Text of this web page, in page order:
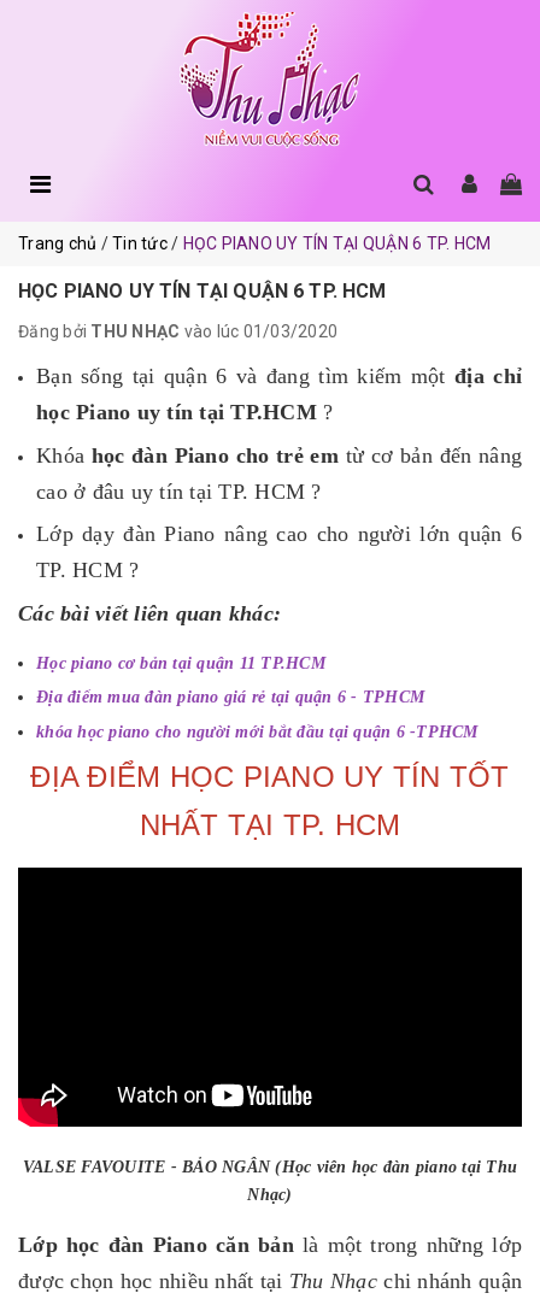
Trang chủ Tin tức HỌC PIANO UY TÍN TẠI QUẬN 6 TP. HCM
HỌC PIANO UY TÍN TẠI QUẬN 6 TP. HCM
Đăng bởi THU NHẠC vào lúc 01/03/2020
Bạn sống tại quận 6 và đang tìm kiếm mộtđịa chỉ
học Piano uy tín tại TP.HCM ?
Khóa học đàn Piano cho trẻ em từ cơ bản đến nâng
cao ở đâu uy tín tại TP. HCM ?
Lớp dạy đàn Piano nâng cao cho người lớn quận 6
TP. HCM ?
Các bài viết liên quan khác:
Học piano cơ bản tại quận 11 TP.HCM
Địa điểm mua đàn piano giá rẻ tại quận 6 - TPHCM
khóa học piano cho người mới bắt đầu tại quận 6 -TPHCM
ĐỊA ĐIỂM HỌC PIANO UY TÍN TỐT
NHẤT TẠI TP. HCM
VALSE FAVOUITE - BẢO NGÂN (Học viên học đàn piano tại Thu
Nhạc)
Lớp học đàn Piano căn bản là một trong những lớp
được chọn học nhiều nhất tại Thu Nhạcchi nhánh quận